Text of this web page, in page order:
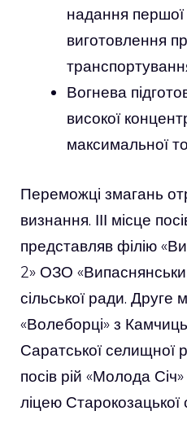
надання
виготовлення
Вогнева
високої
максимальної
Переможці змагань
визнання. ІІІ місце
представляв філію
2» ОЗО
сільської ради. Друге
«Волеборці» з
Саратської селищної
посів рій «Молода
ліцею Старокозацької